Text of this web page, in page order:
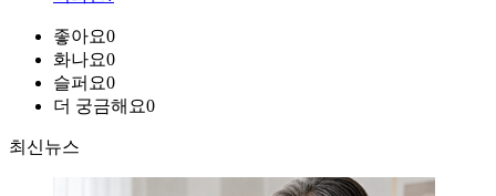
좋아요0
화나요0
슬퍼요0
더 궁금해요0
최신뉴스